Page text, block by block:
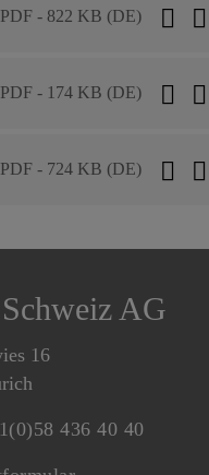
PDF - 822 KB (DE)
PDF - 174 KB (DE)
PDF - 724 KB (DE)
AG
16
436 40 40